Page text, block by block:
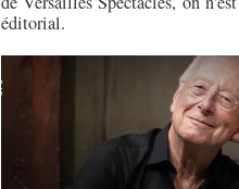
éditorial.